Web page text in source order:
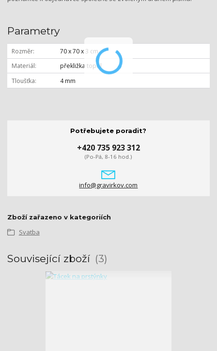
Parametry
Rozměr
70 x 70 x 3 cm
Materiál
překližka topol
Tloušťka
4 mm
Potřebujete poradit?
+420 735 923 312
(Po-Pá, 8-16 hod.)
info@gravirkov.com
Zboží zařazeno v kategoriích
Svatba
Související zboží 3